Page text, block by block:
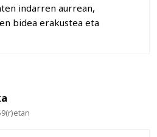
indarren aurrean,
bidea erakustea eta